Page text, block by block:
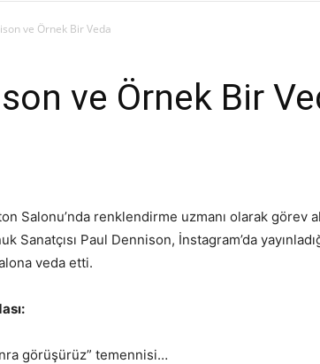
ve Örnek Bir Veda
ve Örnek Bir
Salonu’nda renklendirme uzmanı olarak görev
Sanatçısı Paul Dennison, İnstagram’da
veda etti.
görüşürüz” temennisi…